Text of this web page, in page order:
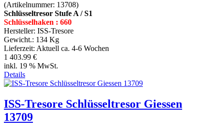
(Artikelnummer: 13708)
Schlüsseltresor Stufe A / S1
Schlüsselhaken : 660
Hersteller: ISS-Tresore
Gewicht.: 134 Kg
Lieferzeit: Aktuell ca. 4-6 Wochen
1 403.99 €
inkl. 19 % MwSt.
Details
ISS-Tresore Schlüsseltresor Giessen
13709